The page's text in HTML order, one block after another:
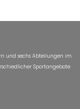
und sechs Abteilungen im
Sportangebote